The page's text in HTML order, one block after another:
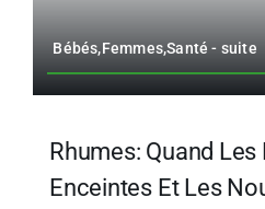
Bébés,Femmes,Santé - suite
Rhumes: Quand
Enceintes Et Les